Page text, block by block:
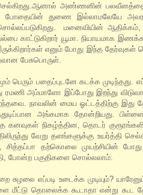
செல்கிறது.ஆனால் அண்ணனின்
போதையின் துணை இல்லாமலேயே
மனைவியின்
காட்டுகிறார் யூமா. நியாயமாக
எனும் போது இந்த
பேசுபொருள்.
பெரும் பதைப்புடனே கடக்க
அம்மாளோ இப்போது இறந்து
நாவலின் மைய ஓட்டத்திற்கு இது
அங்கமாக தோன்றியது.
நிகழ்த்தின, தொடர்
வேறு தளங்களுக்கு உயர்த்தி
சித்தப்பா தற்கொலை முயற்சியின்
போன்ற பகுதிகளை சொல்லலாம்.
சுழலை எப்படி உடைக்க முடியும்?
மீட்டு தொலைக்க கூடாதா என்று கூட